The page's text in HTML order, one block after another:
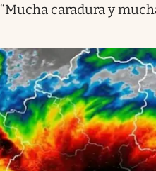
“Mucha caradura y